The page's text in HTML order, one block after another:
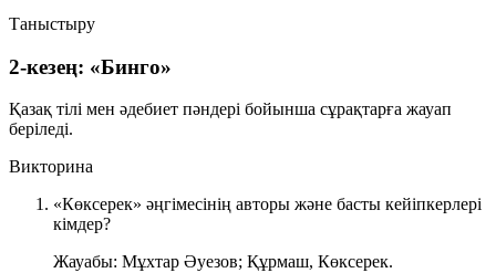
Таныстыру
2-кезең: «Бинго»
Қазақ тілі мен әдебиет пәндері бойынша сұрақтарға жауап
беріледі.
Викторина
«Көксерек» әңгімесінің авторы және басты кейіпкерлері
кімдер?
Жауабы: Мұхтар Әуезов; Құрмаш, Көксерек.